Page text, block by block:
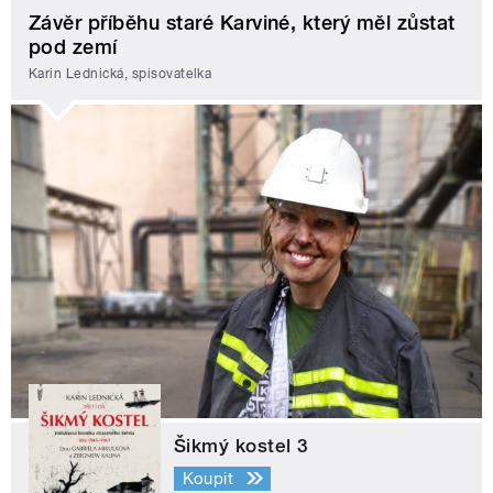
Závěr příběhu staré Karviné, který měl zůstat
pod zemí
Karin Lednická, spisovatelka
Šikmý kostel 3
Koupit